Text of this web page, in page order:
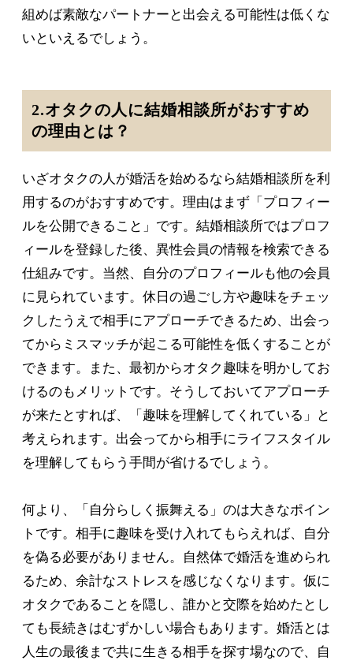
組めば素敵なパートナーと出会える可能性は低くな
いといえるでしょう。
2.オタクの人に結婚相談所がおすすめ
の理由とは？
いざオタクの人が婚活を始めるなら結婚相談所を利
用するのがおすすめです。理由はまず「プロフィー
ルを公開できること」です。結婚相談所ではプロフ
ィールを登録した後、異性会員の情報を検索できる
仕組みです。当然、自分のプロフィールも他の会員
に見られています。休日の過ごし方や趣味をチェッ
クしたうえで相手にアプローチできるため、出会っ
てからミスマッチが起こる可能性を低くすることが
できます。また、最初からオタク趣味を明かしてお
けるのもメリットです。そうしておいてアプローチ
が来たとすれば、「趣味を理解してくれている」と
考えられます。出会ってから相手にライフスタイル
を理解してもらう手間が省けるでしょう。
何より、「自分らしく振舞える」のは大きなポイン
トです。相手に趣味を受け入れてもらえれば、自分
を偽る必要がありません。自然体で婚活を進められ
るため、余計なストレスを感じなくなります。仮に
オタクであることを隠し、誰かと交際を始めたとし
ても長続きはむずかしい場合もあります。婚活とは
人生の最後まで共に生きる相手を探す場なので、自